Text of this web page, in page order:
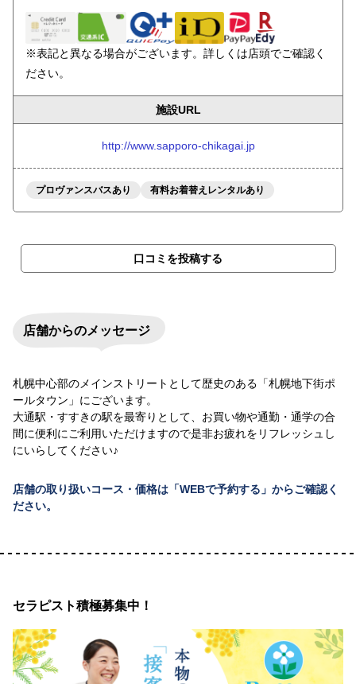
※表記と異なる場合がございます。詳しくは店頭でご確認く
ださい。
施設URL
http://www.sapporo-chikagai.jp
プロヴァンスバスあり 有料お着替えレンタルあり
口コミを投稿する
店舗からのメッセージ
札幌中心部のメインストリートとして歴史のある「札幌地下街ポ
ールタウン」にございます。
大通駅・すすきの駅を最寄りとして、お買い物や通勤・通学の合
間に便利にご利用いただけますので是非お疲れをリフレッシュし
にいらしてください♪
店舗の取り扱いコース・価格は「WEBで予約する」からご確認く
ださい。
セラピスト積極募集中！